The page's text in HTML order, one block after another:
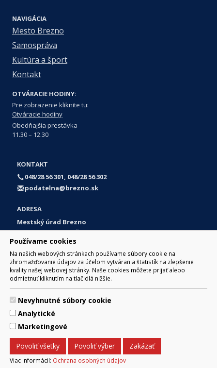
Používame cookies
Na našich webových stránkach používame súbory cookie na
zhromažďovanie údajov za účelom vytvárania štatistík na zlepšenie
kvality našej webovej stránky. Naše cookies môžete prijať alebo
odmietnuť kliknutím na tlačidlá nižšie.
Nevyhnutné súbory cookie
Analytické
Marketingové
Povoliť všetky Povoliť výber Zakázať
Viac informácií: Ochrana osobných údajov
NAVIGÁCIA
Mesto Brezno
Samospráva
Kultúra a šport
Kontakt
OTVÁRACIE HODINY:
Pre zobrazenie kliknite tu:
Otváracie hodiny
Obedňajšia prestávka
11.30 – 12.30
KONTAKT
048/28 56 301, 048/28 56 302
podatelna@brezno.sk
ADRESA
Mestský úrad Brezno
Námestie gen. M. R. Štefánika 1
977 01 Brezno
Slovakia (Slovak Republic)
© 2017 Mesto Brezno, Námestie gen. M. R. Štefánika 1, Brezno
977 01 Tel.: 048/28 56 301, 048/28 56 302 Email:
Za obsah zodpovedá Mesto Brezno. Technický prevádzkovateľ:
Arrabella, s.r.o. , Pod Donátom 12/136 Žiar nad Hronom 965 01
podpora@internetova-stranka.sk
Prehlásenie o prístupnosti
Ochrana osobných údajov